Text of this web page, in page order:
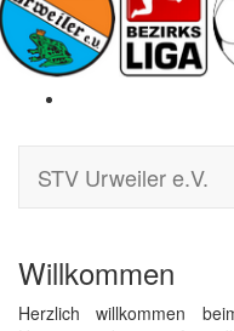
STV Urweiler e.V.
Willkommen
Herzlich willkommen